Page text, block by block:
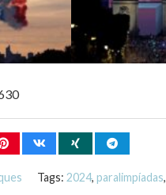
Tags:2024,paralimpíadas,